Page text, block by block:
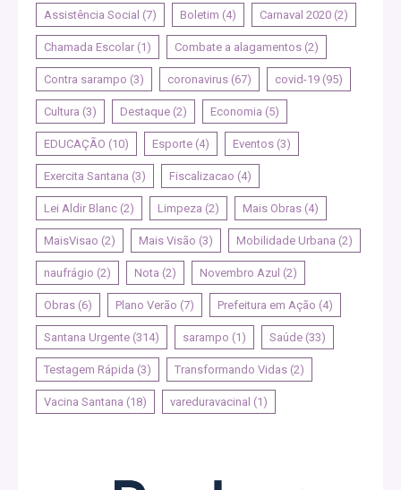
Assistência Social (7) Boletim (4) Carnaval 2020 (2)
Chamada Escolar (1) Combate a alagamentos (2)
Contra sarampo (3) coronavirus (67) covid-19 (95)
Cultura (3) Destaque (2) Economia (5)
EDUCAÇÃO (10) Esporte (4) Eventos (3)
Exercita Santana (3) Fiscalizacao (4)
Lei Aldir Blanc (2) Limpeza (2) Mais Obras (4)
MaisVisao (2) Mais Visão (3) Mobilidade Urbana (2)
naufrágio (2) Nota (2) Novembro Azul (2)
Obras (6) Plano Verão (7) Prefeitura em Ação (4)
Santana Urgente (314) sarampo (1) Saúde (33)
Testagem Rápida (3) Transformando Vidas (2)
Vacina Santana (18) vareduravacinal (1)